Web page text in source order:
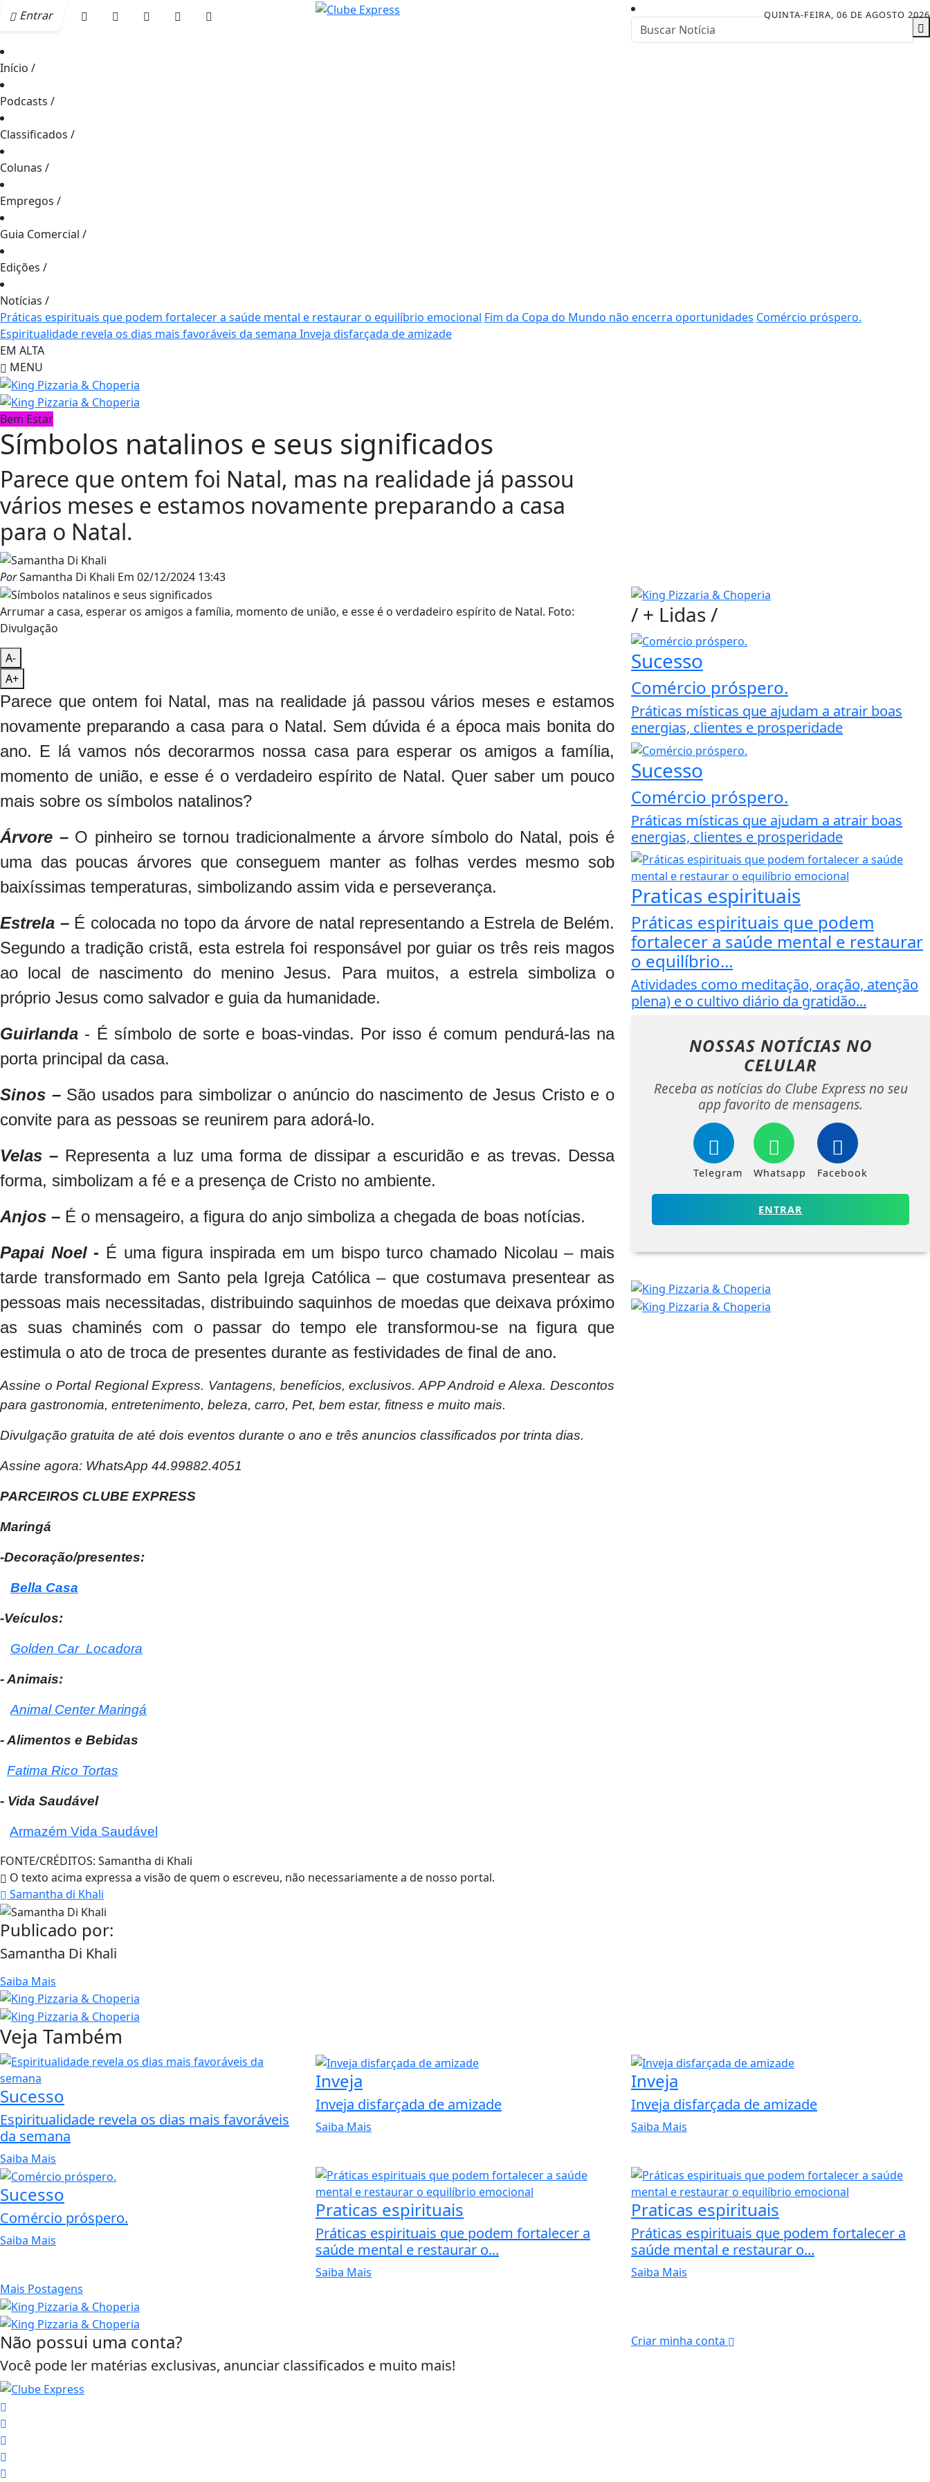
Entrar QUINTA-FEIRA, 06 DE AGOSTO 2026
Início /
Podcasts /
Classificados /
Colunas /
Empregos /
Guia Comercial /
Edições /
Notícias /
Práticas espirituais que podem fortalecer a saúde mental e restaurar o equilíbrio emocional Fim da Copa do Mundo não encerra oportunidades Comércio próspero.
Espiritualidade revela os dias mais favoráveis da semana Inveja disfarçada de amizade
EM ALTA
MENU
Bem Estar
Símbolos natalinos e seus significados
Parece que ontem foi Natal, mas na realidade já passou
vários meses e estamos novamente preparando a casa
para o Natal.
PorSamantha Di Khali Em 02/12/2024 13:43
Arrumar a casa, esperar os amigos a família, momento de união, e esse é o verdadeiro espírito de Natal. Foto:
Divulgação
A-
A+
Parece que ontem foi Natal, mas na realidade já passou vários meses e estamos
novamente preparando a casa para o Natal. Sem dúvida é a época mais bonita do
ano. E lá vamos nós decorarmos nossa casa para esperar os amigos a família,
momento de união, e esse é o verdadeiro espírito de Natal. Quer saber um pouco
mais sobre os símbolos natalinos?
Árvore –O pinheiro se tornou tradicionalmente a árvore símbolo do Natal, pois é
uma das poucas árvores que conseguem manter as folhas verdes mesmo sob
baixíssimas temperaturas, simbolizando assim vida e perseverança.
Estrela –É colocada no topo da árvore de natal representando a Estrela de Belém.
Segundo a tradição cristã, esta estrela foi responsável por guiar os três reis magos
ao local de nascimento do menino Jesus. Para muitos, a estrela simboliza o
próprio Jesus como salvador e guia da humanidade.
Guirlanda - É símbolo de sorte e boas-vindas. Por isso é comum pendurá-las na
porta principal da casa.
Sinos –São usados para simbolizar o anúncio do nascimento de Jesus Cristo e o
convite para as pessoas se reunirem para adorá-lo.
Velas – Representa a luz uma forma de dissipar a escuridão e as trevas. Dessa
forma, simbolizam a fé e a presença de Cristo no ambiente.
Anjos – É o mensageiro, a figura do anjo simboliza a chegada de boas notícias.
Papai Noel - É uma figura inspirada em um bispo turco chamado Nicolau – mais
tarde transformado em Santo pela Igreja Católica – que costumava presentear as
pessoas mais necessitadas, distribuindo saquinhos de moedas que deixava próximo
as suas chaminés com o passar do tempo ele transformou-se na figura que
estimula o ato de troca de presentes durante as festividades de final de ano.
Assine oPortal Regional Express. Vantagens, benefícios, exclusivos. APP Android e Alexa. Descontos
para gastronomia, entretenimento, beleza, carro, Pet, bem estar, fitness e muito mais.
Divulgação gratuita de até dois eventos durante o ano e três anuncios classificados por trinta dias.
Assine agora: WhatsApp 44.99882.4051
PARCEIROS CLUBE EXPRESS
Maringá
-Decoração/presentes:
Bella Casa
-Veículos:
Golden Car Locadora
- Animais:
Animal Center Maringá
- Alimentos e Bebidas
Fatima Rico Tortas
- Vida Saudável
Armazém Vida Saudável
FONTE/CRÉDITOS: Samantha di Khali
O texto acima expressa a visão de quem o escreveu, não necessariamente a de nosso portal.
Samantha di Khali
Publicado por:
Samantha Di Khali
Saiba Mais
/ + Lidas/
Sucesso
Comércio próspero.
Práticas místicas que ajudam a atrair boas
energias, clientes e prosperidade
Sucesso
Comércio próspero.
Práticas místicas que ajudam a atrair boas
energias, clientes e prosperidade
Praticas espirituais
Práticas espirituais que podem
fortalecer a saúde mental e restaurar
o equilíbrio...
Atividades como meditação, oração, atenção
plena) e o cultivo diário da gratidão...
NOSSAS NOTÍCIAS NO
CELULAR
Receba as notícias do Clube Express no seu
app favorito de mensagens.
Telegram Whatsapp Facebook
ENTRAR
Veja Também
Sucesso
Espiritualidade revela os dias mais favoráveis
da semana
Saiba Mais
Inveja
Inveja disfarçada de amizade
Saiba Mais
Inveja
Inveja disfarçada de amizade
Saiba Mais
Sucesso
Comércio próspero.
Saiba Mais
Praticas espirituais
Práticas espirituais que podem fortalecer a
saúde mental e restaurar o...
Saiba Mais
Praticas espirituais
Práticas espirituais que podem fortalecer a
saúde mental e restaurar o...
Saiba Mais
Mais Postagens
Não possui uma conta?
Você pode ler matérias exclusivas, anunciar classificados e muito mais!
Criar minha conta